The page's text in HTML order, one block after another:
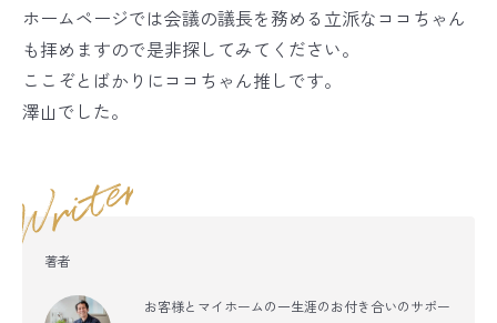
ホームページでは会議の議長を務める立派なココちゃん
も拝めますので是非探してみてください。
ここぞとばかりにココちゃん推しです。
澤山でした。
著者
お客様とマイホームの一生涯のお付き合いのサポー